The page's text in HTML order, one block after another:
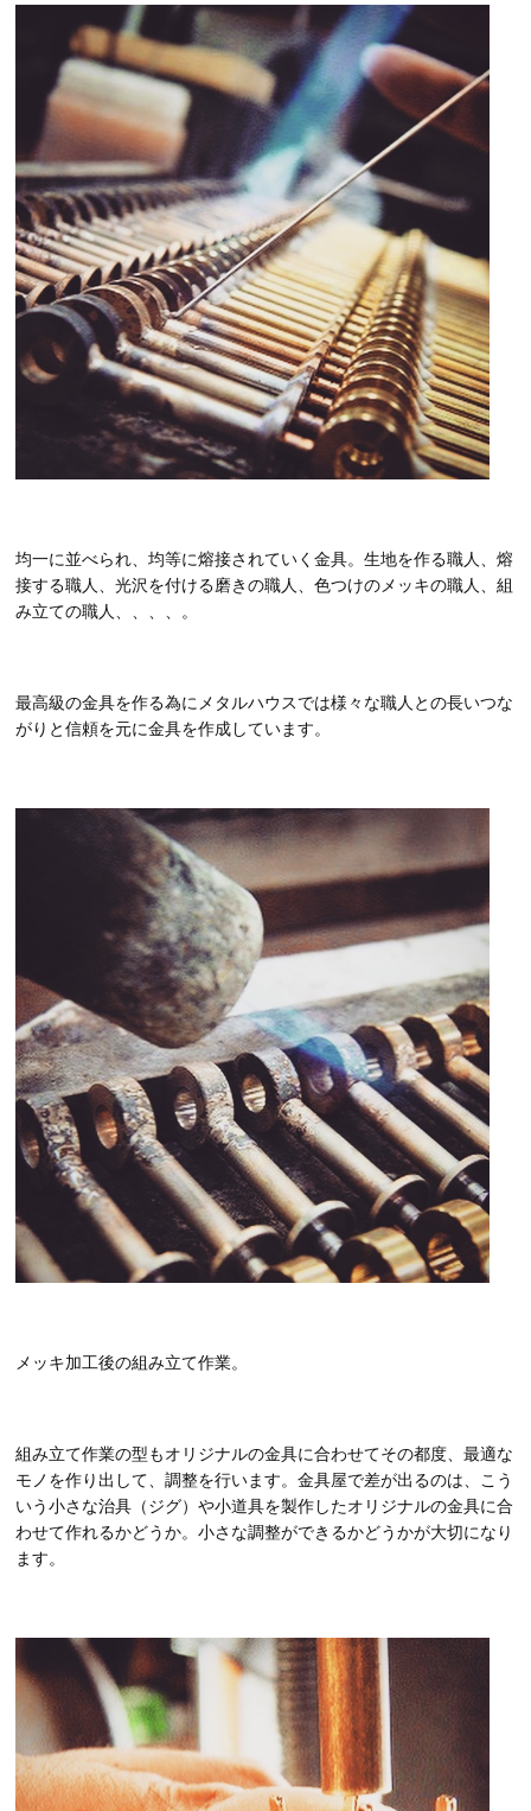
均一に並べられ、均等に熔接されていく金具。生地を作る職人、熔
接する職人、光沢を付ける磨きの職人、色つけのメッキの職人、組
み立ての職人、、、、。
最高級の金具を作る為にメタルハウスでは様々な職人との長いつな
がりと信頼を元に金具を作成しています。
メッキ加工後の組み立て作業。
組み立て作業の型もオリジナルの金具に合わせてその都度、最適な
モノを作り出して、調整を行います。金具屋で差が出るのは、こう
いう小さな治具（ジグ）や小道具を製作したオリジナルの金具に合
わせて作れるかどうか。小さな調整ができるかどうかが大切になり
ます。